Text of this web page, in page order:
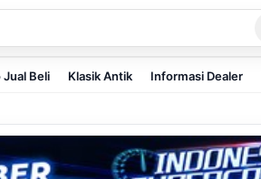
Jual Beli Klasik Antik Informasi Dealer